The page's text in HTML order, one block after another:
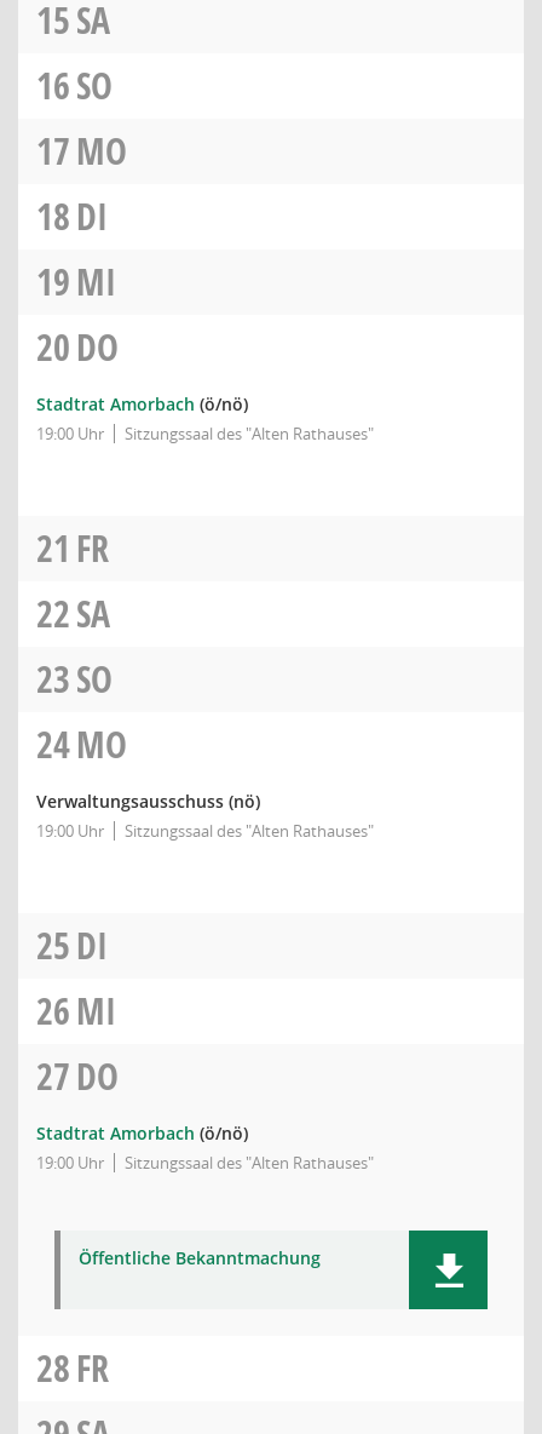
15SA
16SO
17MO
18DI
19MI
20DO
Stadtrat Amorbach (ö/nö)
19:00 Uhr Sitzungssaal des "Alten Rathauses"
21 FR
22SA
23SO
24MO
Verwaltungsausschuss (nö)
19:00 Uhr Sitzungssaal des "Alten Rathauses"
25DI
26MI
27DO
Stadtrat Amorbach (ö/nö)
19:00 Uhr Sitzungssaal des "Alten Rathauses"
Öffentliche Bekanntmachung
28FR